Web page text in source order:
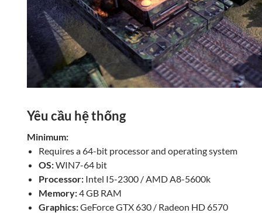
Yêu cầu hệ thống
Minimum:
Requires a 64-bit processor and operating system
OS:WIN7-64 bit
Processor: Intel I5-2300 / AMD A8-5600k
Memory:4 GB RAM
Graphics:GeForce GTX 630 / Radeon HD 6570